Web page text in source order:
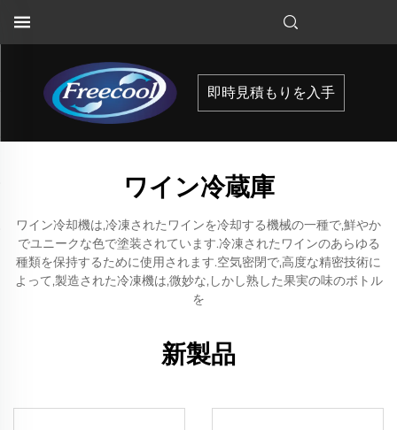
即時見積もりを入手
ワイン冷蔵庫
ワイン冷却機は,冷凍されたワインを冷却する機械の一種で,鮮やか
でユニークな色で塗装されています.冷凍されたワインのあらゆる
種類を保持するために使用されます.空気密閉で,高度な精密技術に
よって,製造された冷凍機は,微妙な,しかし熟した果実の味のボトル
を
新製品